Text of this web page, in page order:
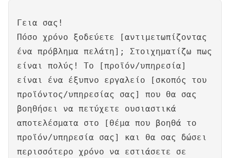
Γεια σας!
Πόσο χρόνο ξοδεύετε [αντιμετωπίζοντας
ένα πρόβλημα πελάτη]; Στοιχηματίζω πως
είναι πολύς! Το [προϊόν/υπηρεσία]
είναι ένα έξυπνο εργαλείο [σκοπός του
προϊόντος/υπηρεσίας σας] που θα σας
βοηθήσει να πετύχετε ουσιαστικά
αποτελέσματα στο [θέμα που βοηθά το
προϊόν/υπηρεσία σας] και θα σας δώσει
περισσότερο χρόνο να εστιάσετε σε